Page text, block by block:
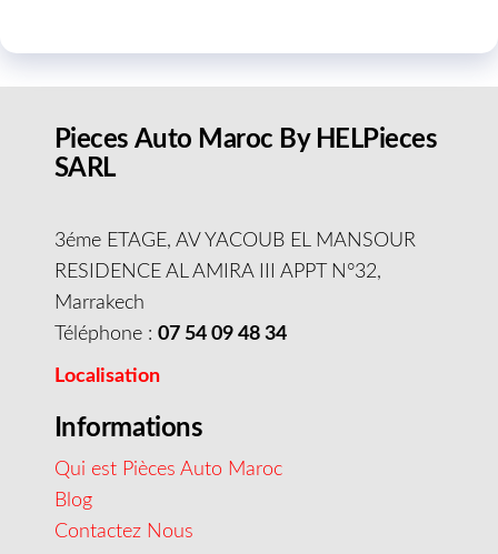
Pieces Auto Maroc By HELPieces
SARL
3éme ETAGE, AV YACOUB EL MANSOUR
RESIDENCE AL AMIRA III APPT N°32,
Marrakech
Téléphone : 07 54 09 48 34
Localisation
Informations
Qui est Pièces Auto Maroc
Blog
Contactez Nous